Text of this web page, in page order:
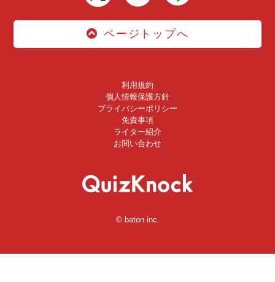
ページトップへ
利用規約
個人情報保護方針
プライバシーポリシー
免責事項
ライター紹介
お問い合わせ
© baton inc.